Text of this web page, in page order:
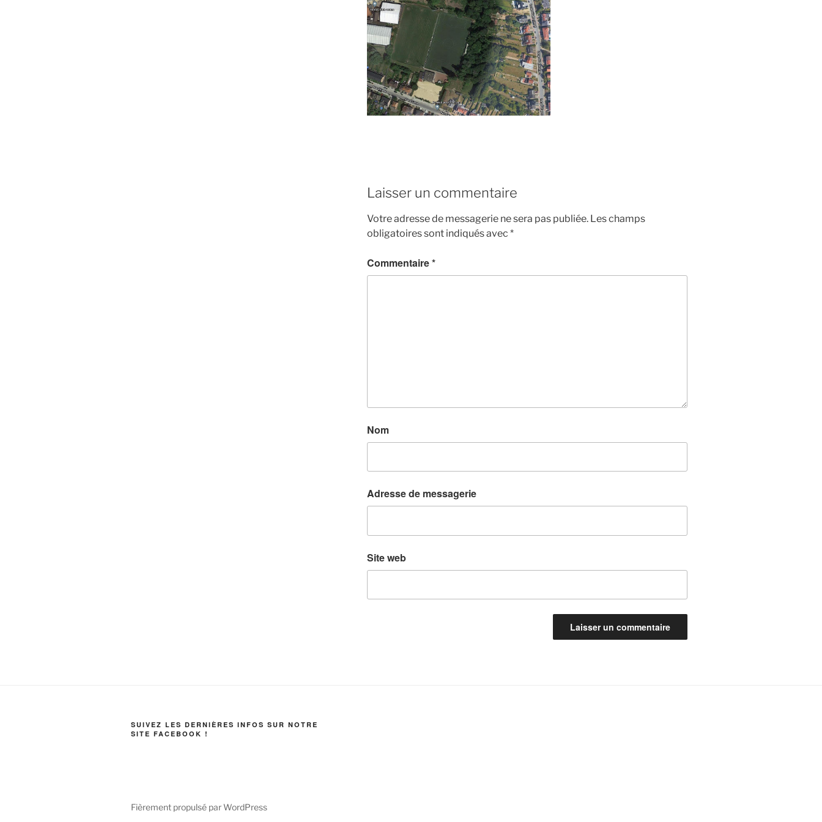
Laisser un commentaire
Votre adresse de messagerie ne sera pas publiée. Les champs
obligatoires sont indiqués avec *
Commentaire*
Nom
Adresse de messagerie
Site web
SUIVEZ LES DERNIÈRES INFOS SUR NOTRE
SITE FACEBOOK !
Fièrement propulsé par WordPress